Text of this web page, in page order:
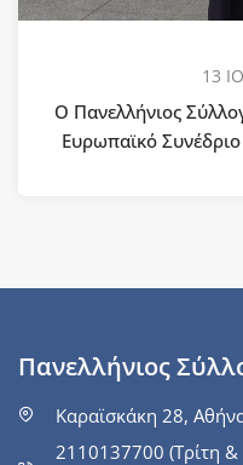
13
Ο Πανελλήνιος
Ευρωπαϊκό
Πανελλήνιος
Καραϊσκάκη 28,
2110137700 (Τρίτη